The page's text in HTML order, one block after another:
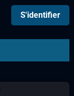
S'identifier